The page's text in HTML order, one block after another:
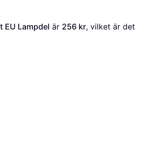
EU Lampdel är 256 kr, vilket är det